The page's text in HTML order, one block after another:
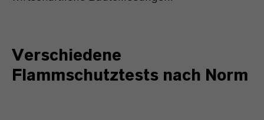
Verschiedene
Flammschutztests nach Norm